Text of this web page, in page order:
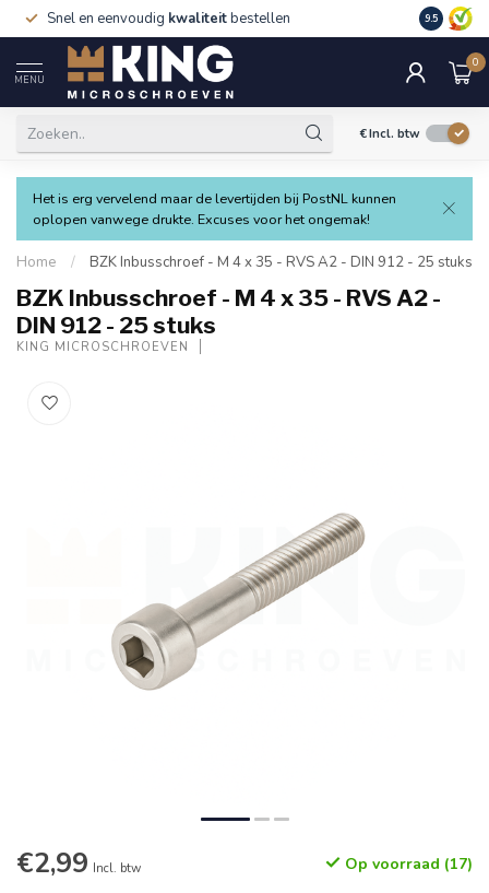
Snel en eenvoudig kwaliteitbestellen 9.5
MENU
0
€Incl. btw
Het is erg vervelend maar de levertijden bij PostNL kunnen
oplopen vanwege drukte. Excuses voor het ongemak!
Home / BZK Inbusschroef - M 4 x 35 - RVS A2 - DIN 912 - 25 stuks
BZK Inbusschroef - M 4 x 35 - RVS A2 -
DIN 912 - 25 stuks
KING MICROSCHROEVEN
€2,99 Incl. btw Op voorraad (17)